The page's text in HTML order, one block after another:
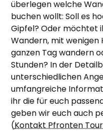
überlegen welche
buchen wollt: Soll es
Gipfel? Oder möchtet
Wandern, mit
ganzen Tag wandern
Stunden? In der
unterschiedlichen
umfangreiche
ihr die für euch
geben wir euch auch
(Kontakt Pfronten